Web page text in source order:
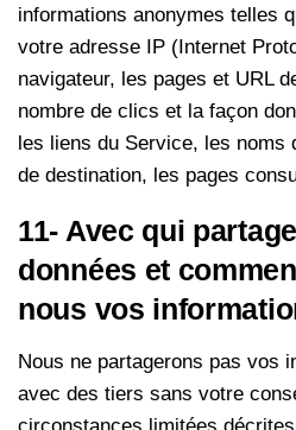
informations anonymes telles
votre adresse IP (Internet
navigateur, les pages et URL
nombre de clics et la façon
les liens du Service, les noms
de destination, les pages
11- Avec qui
données et
nous vos
Nous ne partagerons pas vos
avec des tiers sans votre
circonstances limitées